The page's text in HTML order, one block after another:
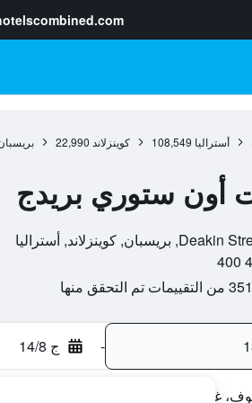
أستراليا 108,549 كوينزلاند 22,990
أون ستوري بريدج
351 من التقييمات تم التحقق منها
- ج 14/8